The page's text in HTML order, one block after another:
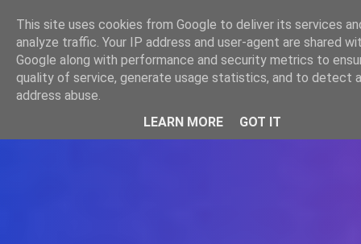
WWW.GAZISTI.RO
This site uses cookies from Google to deliver its services
analyze traffic. Your IP address and user-agent are shared
Google along with performance and security metrics to
quality of service, generate usage statistics, and to detect
address abuse.
LEARN MORE
GOT IT